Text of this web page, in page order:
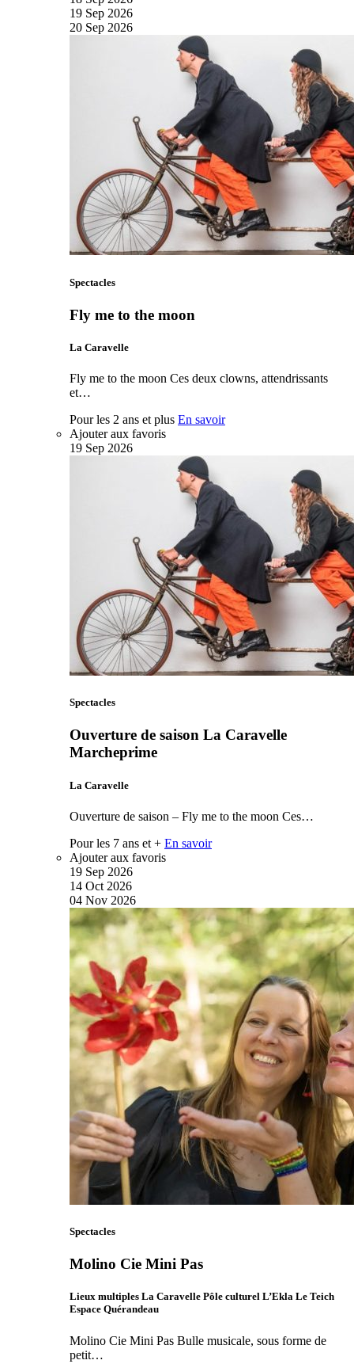
19 Sep 2026
20 Sep 2026
Spectacles
Fly me to the moon
La Caravelle
Fly me to the moon Ces deux clowns, attendrissants
et…
Pour les 2 ans et plus En savoir
Ajouter aux favoris
19 Sep 2026
Spectacles
Ouverture de saison La Caravelle
Marcheprime
La Caravelle
Ouverture de saison – Fly me to the moon Ces…
Pour les 7 ans et + En savoir
Ajouter aux favoris
19 Sep 2026
14 Oct 2026
04 Nov 2026
Spectacles
Molino Cie Mini Pas
Lieux multiples La Caravelle Pôle culturel L’Ekla Le Teich
Espace Quérandeau
Molino Cie Mini Pas Bulle musicale, sous forme de
petit…